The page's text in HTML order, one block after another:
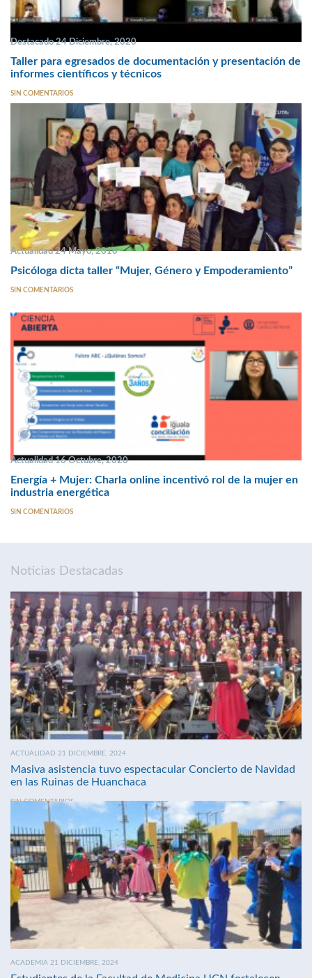
Destacado 24 Diciembre, 2020
Taller para egresados de documentación y presentación de
informes científicos y técnicos
SIN COMENTARIOS
Actualidad 24 Mayo, 2016
Psicóloga dicta taller “Mujer, Género y Empoderamiento”
SIN COMENTARIOS
Actualidad 16 Octubre, 2020
Energía + Mujer: Charla online incentivó rol de la mujer en
industria energética
SIN COMENTARIOS
Noticias Destacadas
ACTUALIDAD 21 DICIEMBRE, 2024
Masiva asistencia tuvo espectacular Concierto de Navidad
en las Ruinas de Huanchaca
SIN COMENTARIOS
ACADEMIA 21 DICIEMBRE, 2024